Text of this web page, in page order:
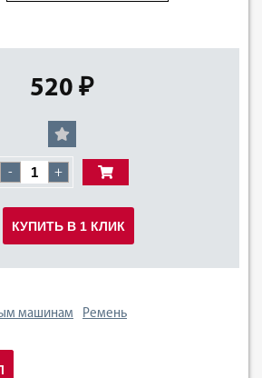
520 ₽
- +
КУПИТЬ В 1 КЛИК
машинам Ремень